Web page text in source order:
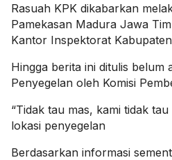
Rasuah KPK dikabarkan
Pamekasan Madura Jawa
Kantor Inspektorat
Hingga berita ini ditulis belum
Penyegelan oleh Komisi
“Tidak tau mas, kami tidak
lokasi penyegelan
Berdasarkan informasi